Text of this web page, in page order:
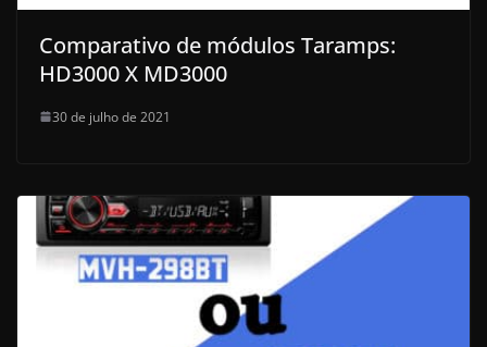
Comparativo de módulos Taramps:
HD3000 X MD3000
30 de julho de 2021